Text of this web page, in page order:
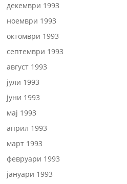
декември 1993
ноември 1993
октомври 1993
септември 1993
август 1993
јули 1993
јуни 1993
мај 1993
април 1993
март 1993
февруари 1993
јануари 1993